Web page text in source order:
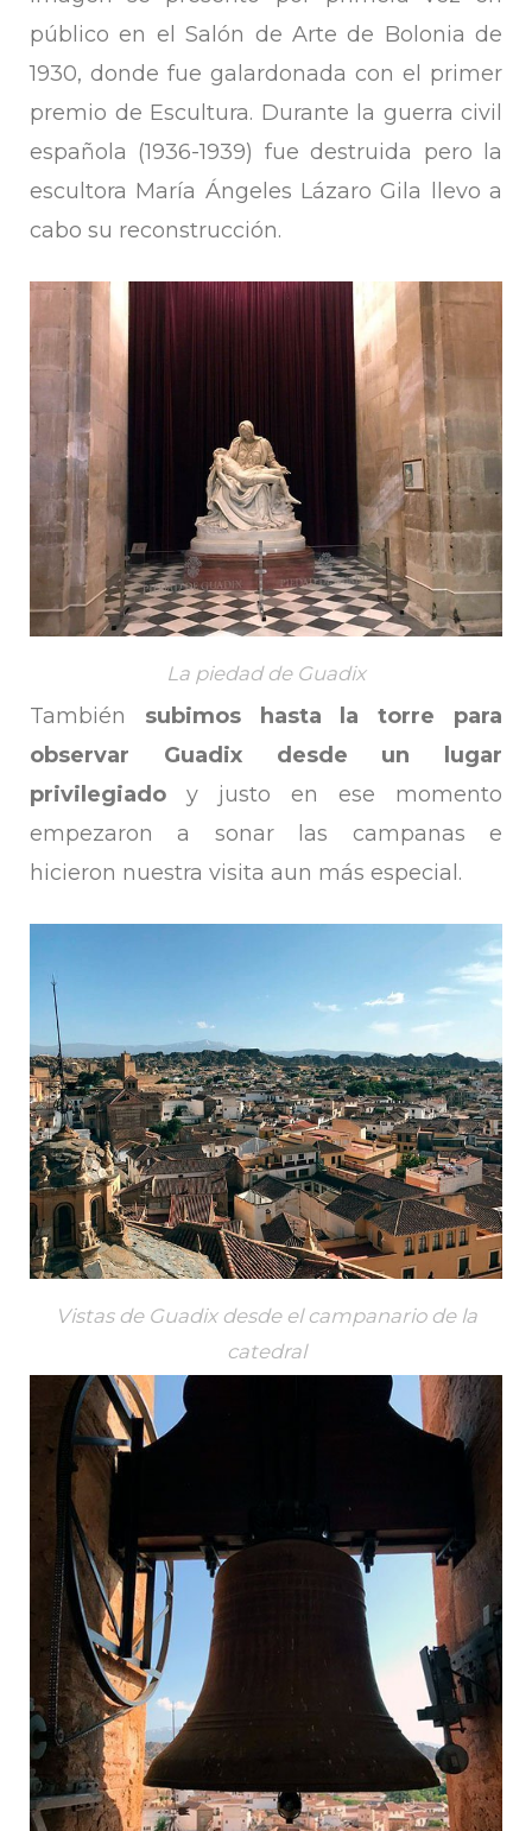
público en el Salón de Arte de Bolonia de
1930, donde fue galardonada con el primer
premio de Escultura. Durante la guerra civil
española (1936-1939) fue destruida pero la
escultora María Ángeles Lázaro Gila llevo a
cabo su reconstrucción.
La piedad de Guadix
También subimos hasta la torre para
observar Guadix desde un lugar
privilegiado y justo en ese momento
empezaron a sonar las campanas e
hicieron nuestra visita aun más especial.
Vistas de Guadix desde el campanario de la
catedral